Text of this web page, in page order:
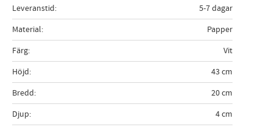
Leveranstid
5-7 dagar
Material
Papper
Färg
Vit
Höjd
43 cm
Bredd
20 cm
Djup
4 cm